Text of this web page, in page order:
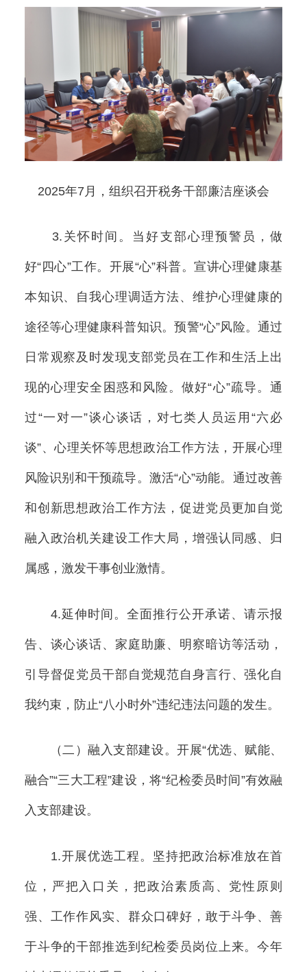
2025年7月，组织召开税务干部廉洁座谈会
3.关怀时间。当好支部心理预警员，做
好“四心”工作。开展“心”科普。宣讲心理健康基
本知识、自我心理调适方法、维护心理健康的
途径等心理健康科普知识。预警“心”风险。通过
日常观察及时发现支部党员在工作和生活上出
现的心理安全困惑和风险。做好“心”疏导。通
过“一对一”谈心谈话，对七类人员运用“六必
谈”、心理关怀等思想政治工作方法，开展心理
风险识别和干预疏导。激活“心”动能。通过改善
和创新思想政治工作方法，促进党员更加自觉
融入政治机关建设工作大局，增强认同感、归
属感，激发干事创业激情。
4.延伸时间。全面推行公开承诺、请示报
告、谈心谈话、家庭助廉、明察暗访等活动，
引导督促党员干部自觉规范自身言行、强化自
我约束，防止“八小时外”违纪违法问题的发生。
（二）融入支部建设。开展“优选、赋能、
融合”“三大工程”建设，将“纪检委员时间”有效融
入支部建设。
1.开展优选工程。坚持把政治标准放在首
位，严把入口关，把政治素质高、党性原则
强、工作作风实、群众口碑好，敢于斗争、善
于斗争的干部推选到纪检委员岗位上来。今年